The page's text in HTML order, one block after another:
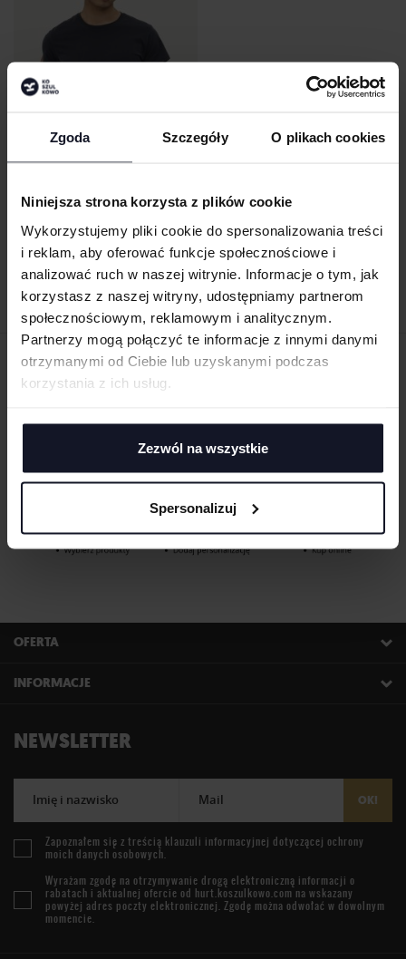
Zgoda Szczegóły O plikach cookies
Niniejsza strona korzysta z plików cookie
Wykorzystujemy pliki cookie do spersonalizowania treści
i reklam, aby oferować funkcje społecznościowe i
analizować ruch w naszej witrynie. Informacje o tym, jak
korzystasz z naszej witryny, udostępniamy partnerom
społecznościowym, reklamowym i analitycznym.
Partnerzy mogą połączyć te informacje z innymi danymi
otrzymanymi od Ciebie lub uzyskanymi podczas
korzystania z ich usług.
Zezwól na wszystkie
Spersonalizuj
MEN´S CRUSADER T-SHIRT
SOL´S
Od 9.24 zł netto
ZAMÓW PRODUKTY ZE ZNAKOWANIEM
OFERTA
INFORMACJE
NEWSLETTER
Imię i nazwisko Mail OK!
Zapoznałem się z treścią klauzuli informacyjnej dotyczącej ochrony
moich danych osobowych.
Wyrażam zgodę na otrzymywanie drogą elektroniczną informacji o
rabatach i aktualnej ofercie od hurt.koszulkowo.com na wskazany
powyżej adres poczty elektronicznej. Zgodę można odwołać w dowolnym
momencie.